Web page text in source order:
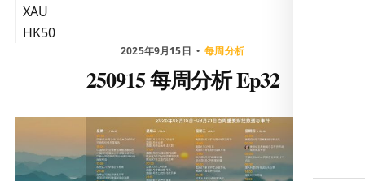
XAU
HK50
2025年9月15日 每周分析
250915 每周分析 Ep32